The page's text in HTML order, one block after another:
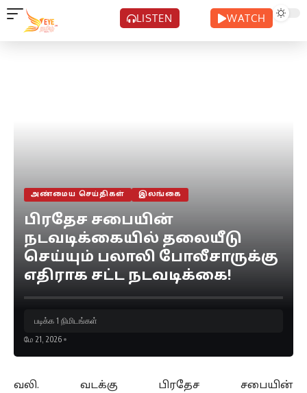
LISTEN WATCH
அண்மைய செய்திகள் இலங்கை
பிரதேச சபையின்
நடவடிக்கையில் தலையீடு
செய்யும் பலாலி போலீசாருக்கு
எதிராக சட்ட நடவடிக்கை!
மே 21, 2026
படிக்க 1 நிமிடங்கள்
வலி. வடக்கு பிரதேச சபையின்